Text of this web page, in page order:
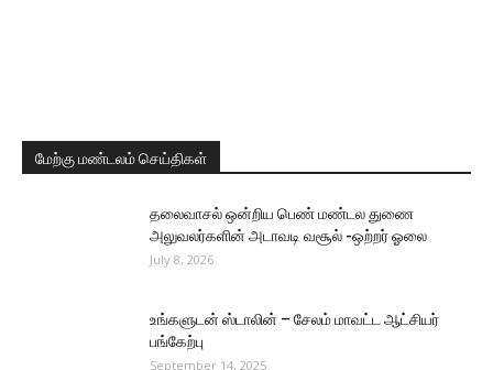
மேற்கு மண்டலம் செய்திகள்
தலைவாசல் ஒன்றிய பெண் மண்டல துணை
அலுவலர்களின் அடாவடி வசூல் -ஒற்றர் ஓலை
July 8, 2026
உங்களுடன் ஸ்டாலின் – சேலம் மாவட்ட ஆட்சியர்
பங்கேற்பு
September 14, 2025